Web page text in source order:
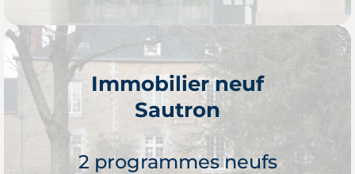
Je découvre
Immobilier neuf
Sautron
2 programmes neufs